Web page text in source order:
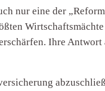
nur eine der
Ihre Antwort